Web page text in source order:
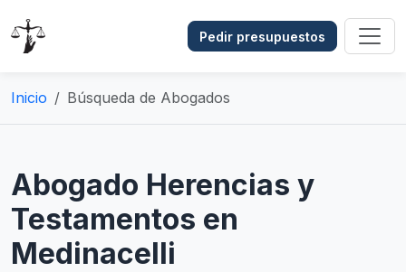
Pedir presupuestos
Inicio Búsqueda de Abogados
Abogado Herencias y
Testamentos en
Medinacelli